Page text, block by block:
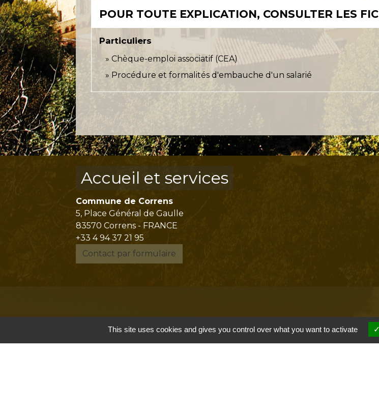
POUR TOUTE EXPLICATION, CONSULTER LES
Particuliers
Chèque-emploi associatif (CEA)
Procédure et formalités d'embauche d'un salarié
Accueil et services
Commune de Correns
5, Place Général de Gaulle
83570 Correns - FRANCE
+33 4 94 37 21 95
Contact par formulaire
This site uses cookies and gives you control over what you want to activate